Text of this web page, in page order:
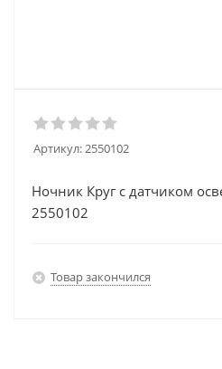
Артикул:2550102
Ночник Круг с датчиком
2550102
Товар закончился